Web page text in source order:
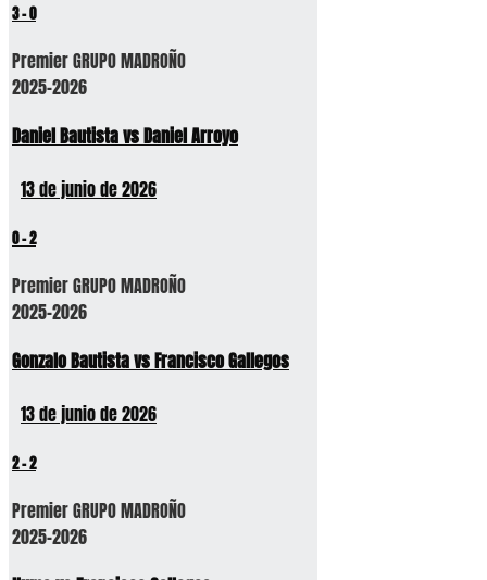
3-0
Premier GRUPO MADROÑO
2025-2026
Daniel Bautista vs Daniel Arroyo
13 de junio de 2026
0-2
Premier GRUPO MADROÑO
2025-2026
Gonzalo Bautista vs Francisco Gallegos
13 de junio de 2026
2-2
Premier GRUPO MADROÑO
2025-2026